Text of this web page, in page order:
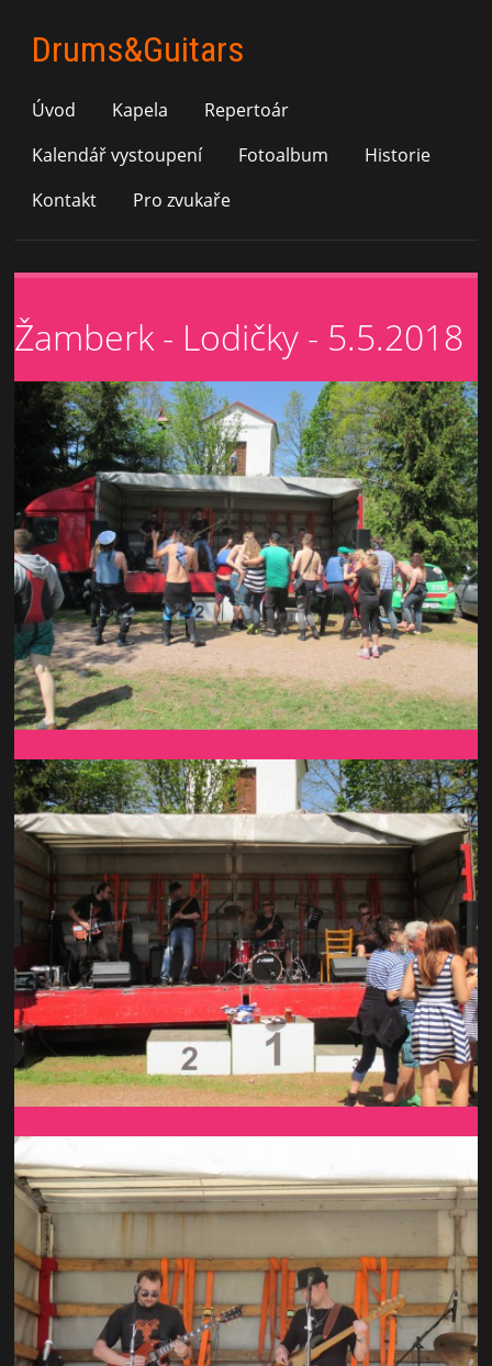
Drums&Guitars
Úvod Kapela
Repertoár
Kalendář vystoupení
Fotoalbum
Historie
Kontakt
Pro zvukaře
Žamberk - Lodičky - 5.5.2018